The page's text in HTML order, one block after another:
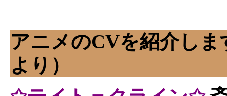
アニメのCVを紹介し
より）